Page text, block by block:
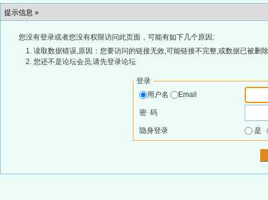
提示信息 »
您没有登录或者您没有权限访问此页面，可能有如下几个原因:
读取数据错误,原因：您要访问的链接无效,可能链接不完整,或数据已被删
您还不是论坛会员,请先登录论坛
登录
用户名
Email
密 码
隐身登录 是